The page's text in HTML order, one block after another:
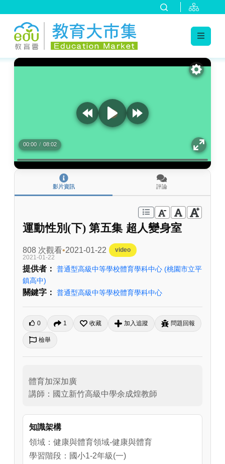
:::
00:00 / 08:02
影片資訊 評論
運動性別(下) 第五集 超人變身室
808 次觀看 2021-01-22
video
2021-01-22
提供者： 普通型高級中等學校體育學科中心 (桃園市立平
鎮高中)
關鍵字： 普通型高級中等學校體育學科中心
0 1 收藏 加入追蹤 問題回報
檢舉
體育加深加廣
講師：國立新竹高級中學余成煌教師
知識架構
領域：健康與體育領域-健康與體育
學習階段：國小1-2年級(一)